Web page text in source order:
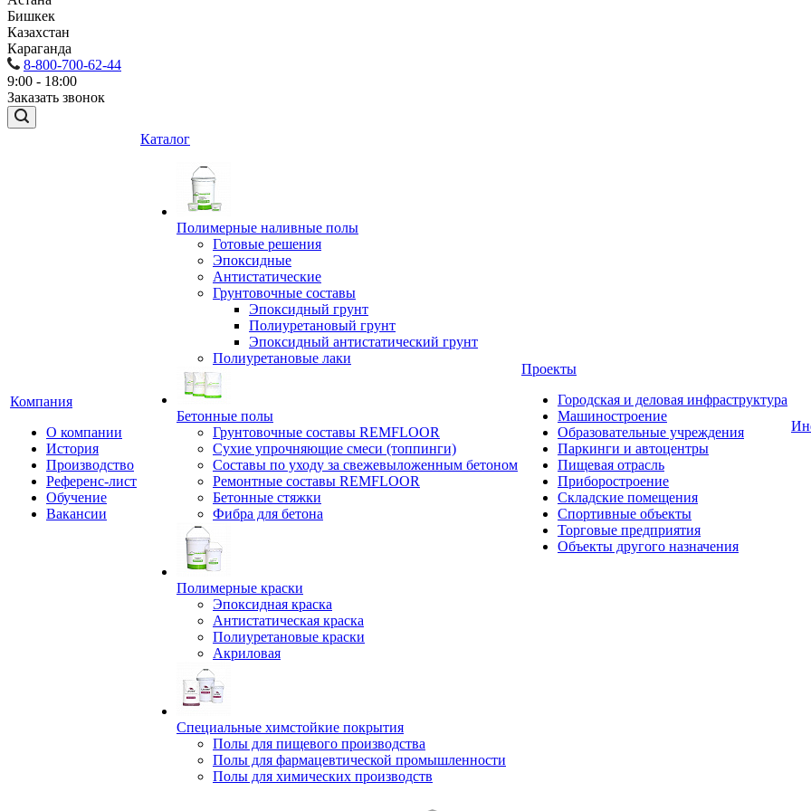
Бишкек
Казахстан
Караганда
8-800-700-62-44
9:00 - 18:00
Заказать звонок
Компания
О компании
История
Производство
Референс-лист
Обучение
Вакансии
Каталог
Полимерные наливные полы
Готовые решения
Эпоксидные
Антистатические
Грунтовочные составы
Эпоксидный грунт
Полиуретановый грунт
Эпоксидный антистатический грунт
Полиуретановые лаки
Бетонные полы
Грунтовочные составы REMFLOOR
Сухие упрочняющие смеси (топпинги)
Составы по уходу за свежевыложенным бетоном
Ремонтные составы REMFLOOR
Бетонные стяжки
Фибра для бетона
Полимерные краски
Эпоксидная краска
Антистатическая краска
Полиуретановые краски
Акриловая
Специальные химстойкие покрытия
Полы для пищевого производства
Полы для фармацевтической промышленности
Полы для химических производств
Проекты
Городская и деловая инфраструктура
Машиностроение
Образовательные учреждения
Паркинги и автоцентры
Пищевая отрасль
Приборостроение
Складские помещения
Спортивные объекты
Торговые предприятия
Объекты другого назначения